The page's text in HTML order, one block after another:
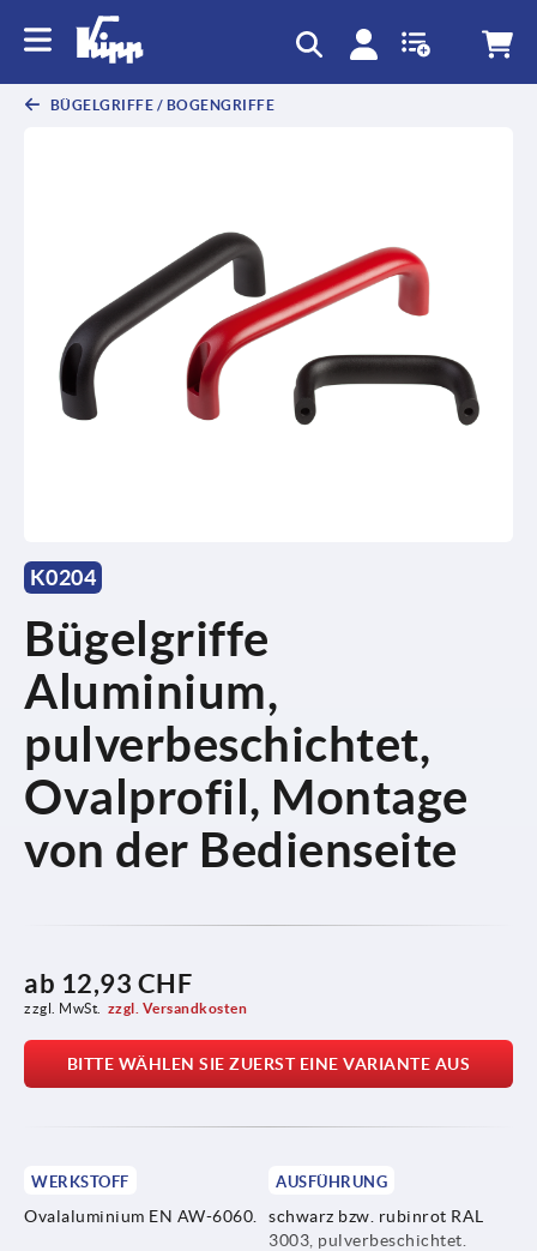
BÜGELGRIFFE / BOGENGRIFFE
K0204
Bügelgriffe
Aluminium,
pulverbeschichtet,
Ovalprofil, Montage
von der Bedienseite
ab 12,93 CHF
zzgl. MwSt. zzgl. Versandkosten
BITTE WÄHLEN SIE ZUERST EINE VARIANTE AUS
WERKSTOFF
Ovalaluminium EN AW-6060.
AUSFÜHRUNG
schwarz bzw. rubinrot RAL
3003, pulverbeschichtet.